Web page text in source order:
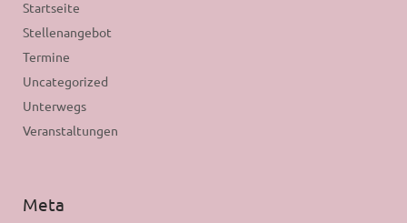
Startseite
Stellenangebot
Termine
Uncategorized
Unterwegs
Veranstaltungen
Meta